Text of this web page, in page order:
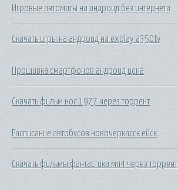
Игровые автоматы на андроид без интернета
Скачать игры на андроид на explay a350tv
Прошивка смартфонов андроид цена
Скачать фильм нос 1977 через торрент
Расписание автобусов новочеркасск ейск
Скачать фильмы фантастика мп4 через торрент